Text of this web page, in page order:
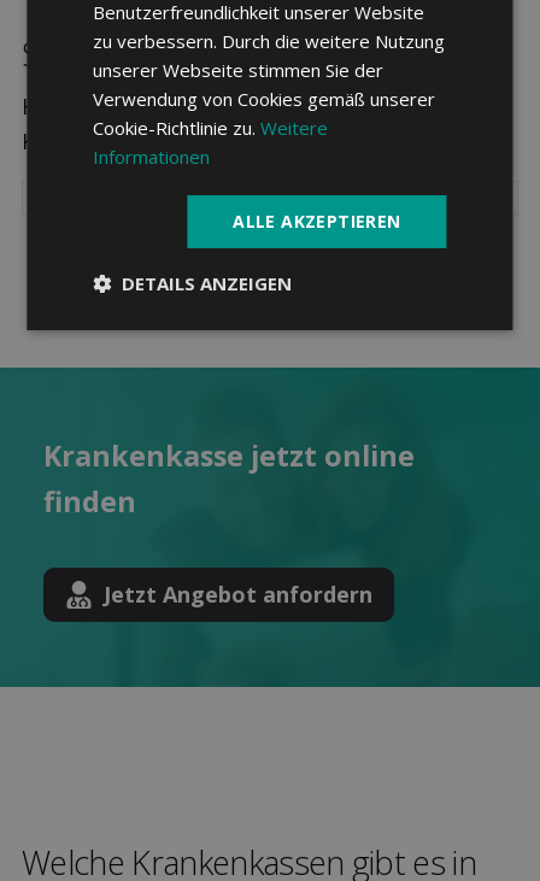
Sparpotenzial in Sierre
Hier sehen Sie die drei günstigsten
Krankenkassen in Sierre.
Kranken­kasse jetzt online
finden
Jetzt Angebot anfordern
Welche Kranken­kassen gibt es in
Benutzerfreundlichkeit unserer Website
zu verbessern. Durch die weitere Nutzung
unserer Webseite stimmen Sie der
Verwendung von Cookies gemäß unserer
Cookie-Richtlinie zu.Weitere
Informationen
ALLE AKZEPTIEREN
DETAILS ANZEIGEN